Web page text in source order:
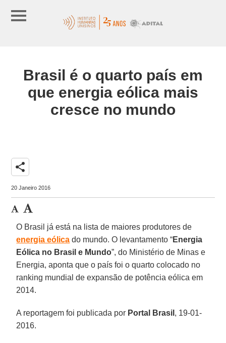
Brasil é o quarto país em
que energia eólica mais
cresce no mundo
share
20 Janeiro 2016
O Brasil já está na lista de maiores produtores de
energia eólica do mundo. O levantamento “Energia
Eólica no Brasil e Mundo”, do Ministério de Minas e
Energia, aponta que o país foi o quarto colocado no
ranking mundial de expansão de potência eólica em
2014.
A reportagem foi publicada por Portal Brasil , 19-01-
2016.